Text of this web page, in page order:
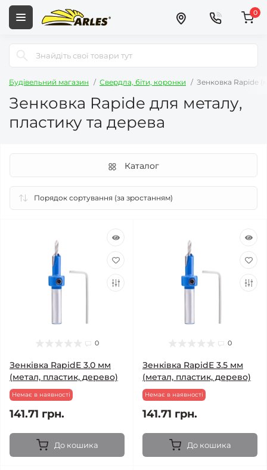
0
Будівельний магазин Свердла, біти, коронки Зенковка Rapide
Зенковка Rapide для металу,
пластику та дерева
Каталог
0
Зенківка RapidE 3.0 мм
(метал, пластик, дерево)
Немає в наявності
141.71 грн.
До кошика
0
Зенківка RapidE 3.5 мм
(метал, пластик, дерево)
Немає в наявності
141.71 грн.
До кошика